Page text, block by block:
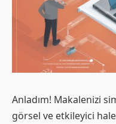
Anladım! Makalenizi
görsel ve etkileyici